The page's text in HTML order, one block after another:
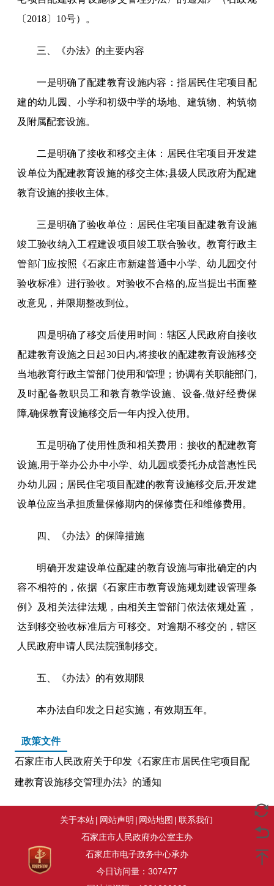
〔2018〕10号）。
三、《办法》的主要内容
一是明确了配建教育设施内容：指居民住宅项目配
建的幼儿园、小学和初级中学的场地、建筑物、构筑物
及附属配套设施。
二是明确了接收和移交主体：居民住宅项目开发建
设单位为配建教育设施的移交主体;县级人民政府为配建
教育设施的接收主体。
三是明确了验收单位：居民住宅项目配建教育设施
竣工验收纳入工程建设项目竣工联合验收。教育行政主
管部门应按照《石家庄市新建普通中小学、幼儿园交付
验收标准》进行验收。对验收不合格的,应当提出书面整
改意见，并限期整改到位。
四是明确了移交后使用时间：辖区人民政府自接收
配建教育设施之日起30日内,将接收的配建教育设施移交
当地教育行政主管部门使用和管理；协调有关职能部门,
及时配备教职员工和教育教学设施、设备,做好经费保
障,确保教育设施移交后一年内投入使用。
五是明确了使用性质和相关费用：接收的配建教育
设施,用于举办公办中小学、幼儿园或委托办成普惠性民
办幼儿园；居民住宅项目配建的教育设施移交后,开发建
设单位应当承担质量保修期内的保修责任和维修费用。
四、《办法》的保障措施
明确开发建设单位配建的教育设施与审批确定的内
容不相符的，依据《石家庄市教育设施规划建设管理条
例》及相关法律法规，由相关主管部门依法依规处置，
达到移交验收标准后方可移交。对逾期不移交的，辖区
人民政府申请人民法院强制移交。
五、《办法》的有效期限
本办法自印发之日起实施，有效期五年。
政策文件
石家庄市人民政府关于印发《石家庄市居民住宅项目配
建教育设施移交管理办法》的通知
关于本站| 网站声明 | 网站地图 | 联系我们
石家庄市人民政府办公室主办
石家庄市电子政务中心承办
今日访问量： 307477